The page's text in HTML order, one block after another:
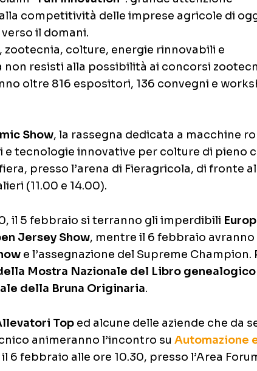
competitività delle imprese agricole di
il domani.
colture, energie rinnovabili e
resisti alla possibilità ai concorsi
oltre 816 espositori, 136 convegni e
Show, la rassegna dedicata a macchine
tecnologie innovative per colture di pieno
presso l’arena di Fieragricola, di fronte al
(11.00 e 14.00).
il 5 febbraio si terranno gli imperdibili
Jersey Show, mentre il 6 febbraio avranno
e l’assegnazione del Supreme Champion.
Mostra Nazionale del Libro
della Bruna Originaria.
Top ed alcune delle aziende che da
animeranno l’incontro su Automazione
6 febbraio alle ore 10.30, presso l’Area